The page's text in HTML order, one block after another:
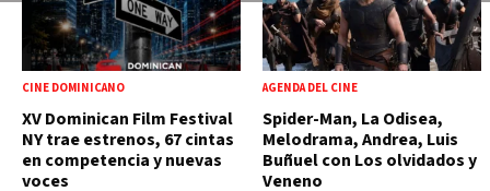
CINE DOMINICANO
XV Dominican Film Festival
NY trae estrenos, 67 cintas
en competencia y nuevas
voces
AGENDA DEL CINE
Spider-Man, La Odisea,
Melodrama, Andrea, Luis
Buñuel con Los olvidados y
Veneno